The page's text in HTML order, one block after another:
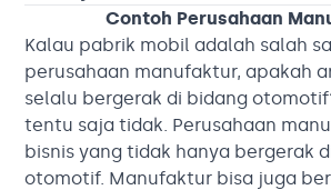
Contoh Perusahaan
Kalau pabrik mobil adalah salah
perusahaan manufaktur, apakah
selalu bergerak di bidang
tentu saja tidak. Perusahaan
bisnis yang tidak hanya bergerak
otomotif. Manufaktur bisa juga